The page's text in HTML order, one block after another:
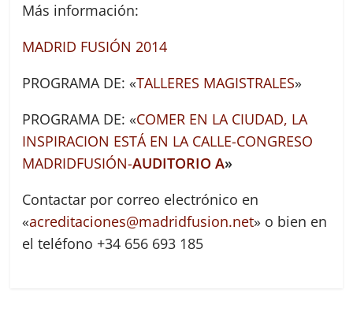
Más información:
MADRID FUSIÓN 2014
PROGRAMA DE: «TALLERES MAGISTRALES»
PROGRAMA DE: «COMER EN LA CIUDAD, LA
INSPIRACION ESTÁ EN LA CALLE-CONGRESO
MADRIDFUSIÓN-AUDITORIO A»
Contactar por correo electrónico en
«acreditaciones@madridfusion.net» o bien en
el teléfono +34 656 693 185